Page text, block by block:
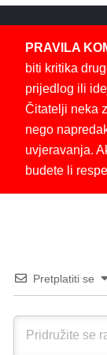
PRAVILA
biti kritika
prijedlog ili
Čitatelji neka
nego
uvjeravanja.
budete li
Pretplatiti se